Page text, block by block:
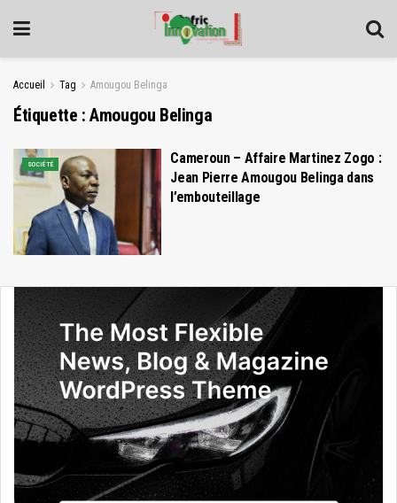
Accueil Tag Amougou Belinga
Étiquette :Amougou Belinga
SOCIÉTÉ
Cameroun – Affaire Martinez Zogo :
Jean Pierre Amougou Belinga dans
l’embouteillage